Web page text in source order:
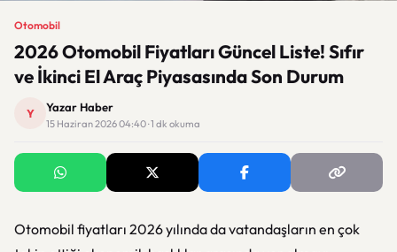
Otomobil
2026 Otomobil Fiyatları Güncel Liste! Sıfır
ve İkinci El Araç Piyasasında Son Durum
Y Yazar Haber
15 Haziran 2026 04:40 · 1 dk okuma
Otomobil fiyatları 2026 yılında da vatandaşların en çok